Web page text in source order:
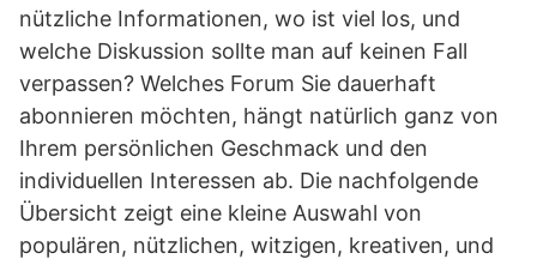
nützliche Informationen, wo ist viel los, und
welche Diskussion sollte man auf keinen Fall
verpassen? Welches Forum Sie dauerhaft
abonnieren möchten, hängt natürlich ganz von
Ihrem persönlichen Geschmack und den
individuellen Interessen ab. Die nachfolgende
Übersicht zeigt eine kleine Auswahl von
populären, nützlichen, witzigen, kreativen, und